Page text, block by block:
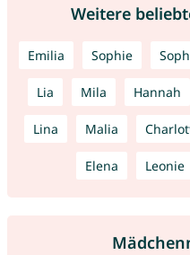
Weitere
Emilia Sophie
Lia Mila Hannah
Lina Malia
Elena Leonie